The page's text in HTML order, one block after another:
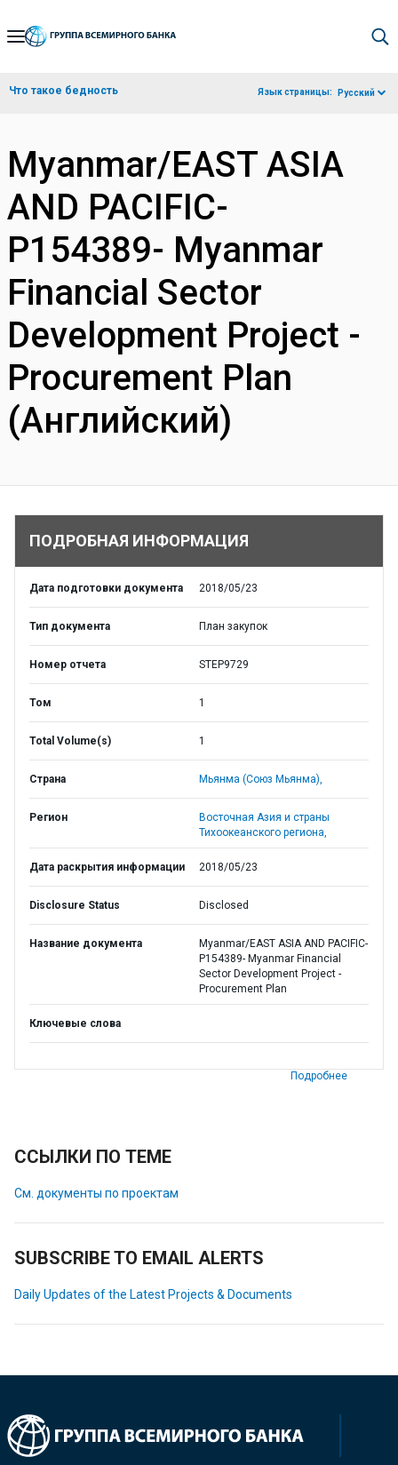
Skip
Navigation
Что такое бедность Язык страницы: Русский
Myanmar/EAST ASIA
AND PACIFIC-
P154389- Myanmar
Financial Sector
Development Project -
Procurement Plan
(Английский)
ПОДРОБНАЯ ИНФОРМАЦИЯ
Дата подготовки документа 2018/05/23
Тип документа План закупок
Номер отчета STEP9729
Том 1
Total Volume(s) 1
Страна Мьянма (Союз Мьянма),
Регион
Восточная Азия и страны
Тихоокеанского региона,
Дата раскрытия информации 2018/05/23
Disclosure Status Disclosed
Название документа
Myanmar/EAST ASIA AND PACIFIC-
P154389- Myanmar Financial
Sector Development Project -
Procurement Plan
Ключевые слова
Подробнее
ССЫЛКИ ПО ТЕМЕ
См. документы по проектам
SUBSCRIBE TO EMAIL ALERTS
Daily Updates of the Latest Projects & Documents